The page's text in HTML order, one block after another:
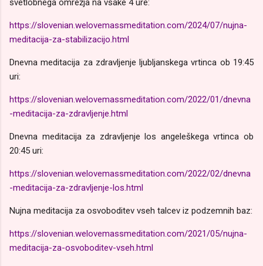
svetlobnega omrežja na vsake 4 ure:
https://slovenian.welovemassmeditation.com/2024/07/nujna-
meditacija-za-stabilizacijo.html
Dnevna meditacija za zdravljenje ljubljanskega vrtinca ob 19:45
uri:
https://slovenian.welovemassmeditation.com/2022/01/dnevna
-meditacija-za-zdravljenje.html
Dnevna meditacija za zdravljenje los angeleškega vrtinca ob
20:45 uri:
https://slovenian.welovemassmeditation.com/2022/02/dnevna
-meditacija-za-zdravljenje-los.html
Nujna meditacija za osvoboditev vseh talcev iz podzemnih baz:
https://slovenian.welovemassmeditation.com/2021/05/nujna-
meditacija-za-osvoboditev-vseh.html